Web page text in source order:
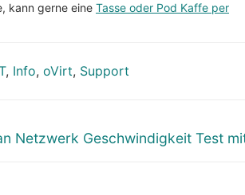
kann gerne eine Tasse oder Pod Kaffe per
, Info, oVirt, Support
Netzwerk Geschwindigkeit Test